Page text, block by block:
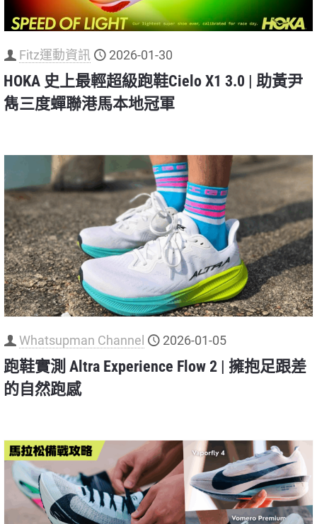
Fitz運動資訊 2026-01-30
HOKA 史上最輕超級跑鞋Cielo X1 3.0 | 助黃尹
雋三度蟬聯港馬本地冠軍
Whatsupman Channel 2026-01-05
跑鞋實測 Altra Experience Flow 2 | 擁抱足跟差
的自然跑感